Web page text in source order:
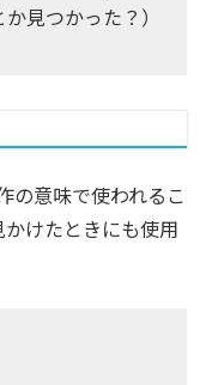
見つかった？）
の意味で使われるこ
けたときにも使用